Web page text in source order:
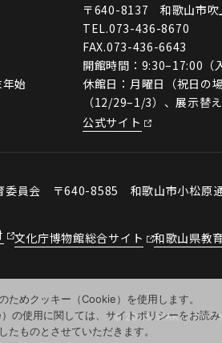
始
〒640-8137 和歌山市
TEL.073-436-8670
FAX.073-436-6643
開館時間：9:30–17:00（
休館日：月曜日（祝日の
（12/29–1/3）、展示替
公式サイト
委員会 〒640-8585 和歌山市小松原
文化庁博物館総合サイト 和歌山県教
© 2026 WAKAYAMA
ためクッキー（Cookie）を使用します。
の使用に関しては、サイトポリシーをお読み
たものとさせていただきます。